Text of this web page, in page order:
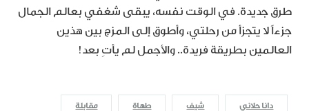
طرق جديدة. في الوقت نفسه، يبقى شغفي بعالم الجمال
جزءاً لا يتجزأ من رحلتي، وأطوق إلى المزج بين هذين
العالمين بطريقة فريدة.. والأجمل لم يأتِ بعد!
دانا حلاني شيف طهاة مقابلة